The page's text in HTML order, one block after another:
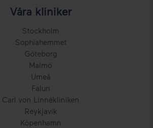
Våra kliniker
Stockholm
Sophiahemmet
Göteborg
Malmö
Umeå
Falun
Carl von Linnékliniken
Reykjavik
Köpenhamn